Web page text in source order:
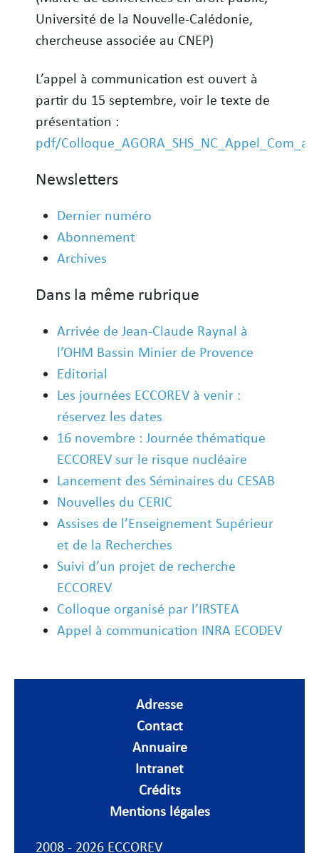
Université de la Nouvelle-Calédonie,
chercheuse associée au CNEP)
L’appel à communication est ouvert à
partir du 15 septembre, voir le texte de
présentation :
pdf/
Newsletters
Dernier numéro
Abonnement
Archives
Dans la même rubrique
Arrivée de Jean-Claude Raynal à
l’OHM Bassin Minier de Provence
Editorial
Les journées ECCOREV à venir :
réservez les dates
16 novembre : Journée thématique
ECCOREV sur le risque nucléaire
Lancement des Séminaires du CESAB
Nouvelles du CERIC
Assises de l’Enseignement Supérieur
et de la Recherches
Suivi d’un projet de recherche
ECCOREV
Colloque organisé par l’IRSTEA
Appel à communication INRA ECODEV
Adresse
Contact
Annuaire
Intranet
Crédits
Mentions légales
2008 - 2026 ECCOREV